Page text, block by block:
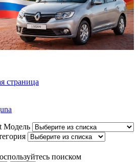
страница
Модель
поиском